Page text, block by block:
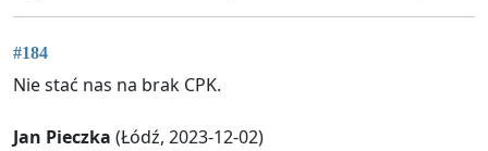
#184
Nie stać nas na brak CPK.
Jan Pieczka (Łódź, 2023-12-02)